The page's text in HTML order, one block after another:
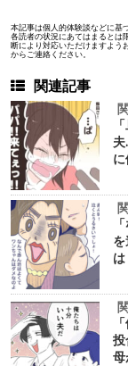
本記事は個人的体験談などに基
各読者の状況にあてはまるとは
断により対応いただけますよう
からご連絡ください。
関連記事